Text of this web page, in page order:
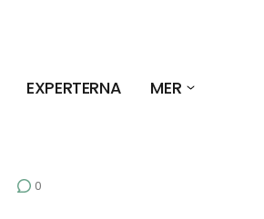
EXPERTERNA MER
0